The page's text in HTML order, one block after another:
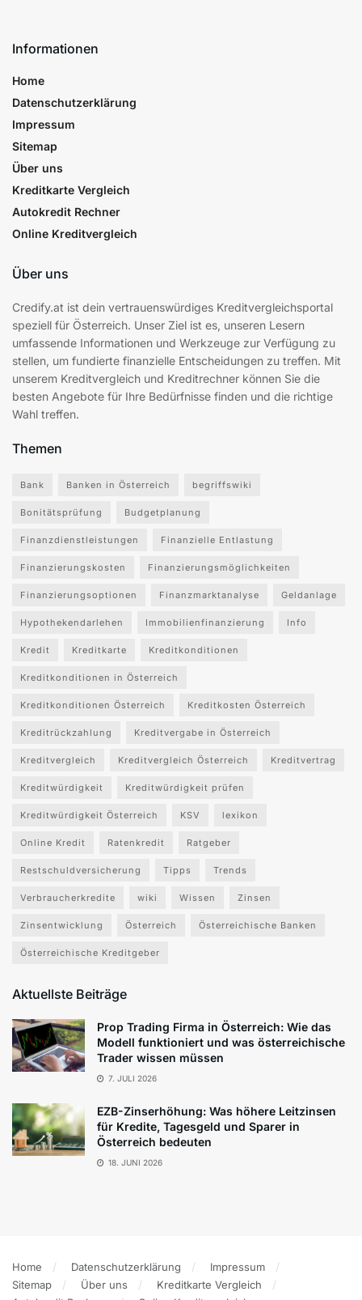
Informationen
Home
Datenschutzerklärung
Impressum
Sitemap
Über uns
Kreditkarte Vergleich
Autokredit Rechner
Online Kreditvergleich
Über uns
Credify.at ist dein vertrauenswürdiges Kreditvergleichsportal
speziell für Österreich. Unser Ziel ist es, unseren Lesern
umfassende Informationen und Werkzeuge zur Verfügung zu
stellen, um fundierte finanzielle Entscheidungen zu treffen. Mit
unserem Kreditvergleich und Kreditrechner können Sie die
besten Angebote für Ihre Bedürfnisse finden und die richtige
Wahl treffen.
Themen
Bank Banken in Österreich begriffswiki
Bonitätsprüfung Budgetplanung
Finanzdienstleistungen Finanzielle Entlastung
Finanzierungskosten Finanzierungsmöglichkeiten
Finanzierungsoptionen Finanzmarktanalyse Geldanlage
Hypothekendarlehen Immobilienfinanzierung Info
Kredit Kreditkarte Kreditkonditionen
Kreditkonditionen in Österreich
Kreditkonditionen Österreich Kreditkosten Österreich
Kreditrückzahlung Kreditvergabe in Österreich
Kreditvergleich Kreditvergleich Österreich Kreditvertrag
Kreditwürdigkeit Kreditwürdigkeit prüfen
Kreditwürdigkeit Österreich KSV lexikon
Online Kredit Ratenkredit Ratgeber
Restschuldversicherung Tipps Trends
Verbraucherkredite wiki Wissen Zinsen
Zinsentwicklung Österreich Österreichische Banken
Österreichische Kreditgeber
Aktuellste Beiträge
Prop Trading Firma in Österreich: Wie das
Modell funktioniert und was österreichische
Trader wissen müssen
7. JULI 2026
EZB-Zinserhöhung: Was höhere Leitzinsen
für Kredite, Tagesgeld und Sparer in
Österreich bedeuten
18. JUNI 2026
Home Datenschutzerklärung
Impressum
Sitemap
Über uns
Kreditkarte Vergleich